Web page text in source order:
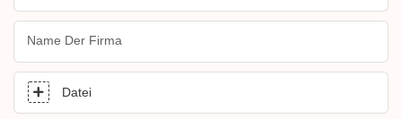
Name Der Firma
Datei